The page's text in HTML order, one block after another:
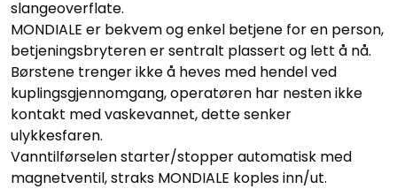
slangeoverflate.
MONDIALE er bekvem og enkel betjene for en person,
betjeningsbryteren er sentralt plassert og lett å nå.
Børstene trenger ikke å heves med hendel ved
kuplingsgjennomgang, operatøren har nesten ikke
kontakt med vaskevannet, dette senker
ulykkesfaren.
Vanntilførselen starter/stopper automatisk med
magnetventil, straks MONDIALE koples inn/ut.